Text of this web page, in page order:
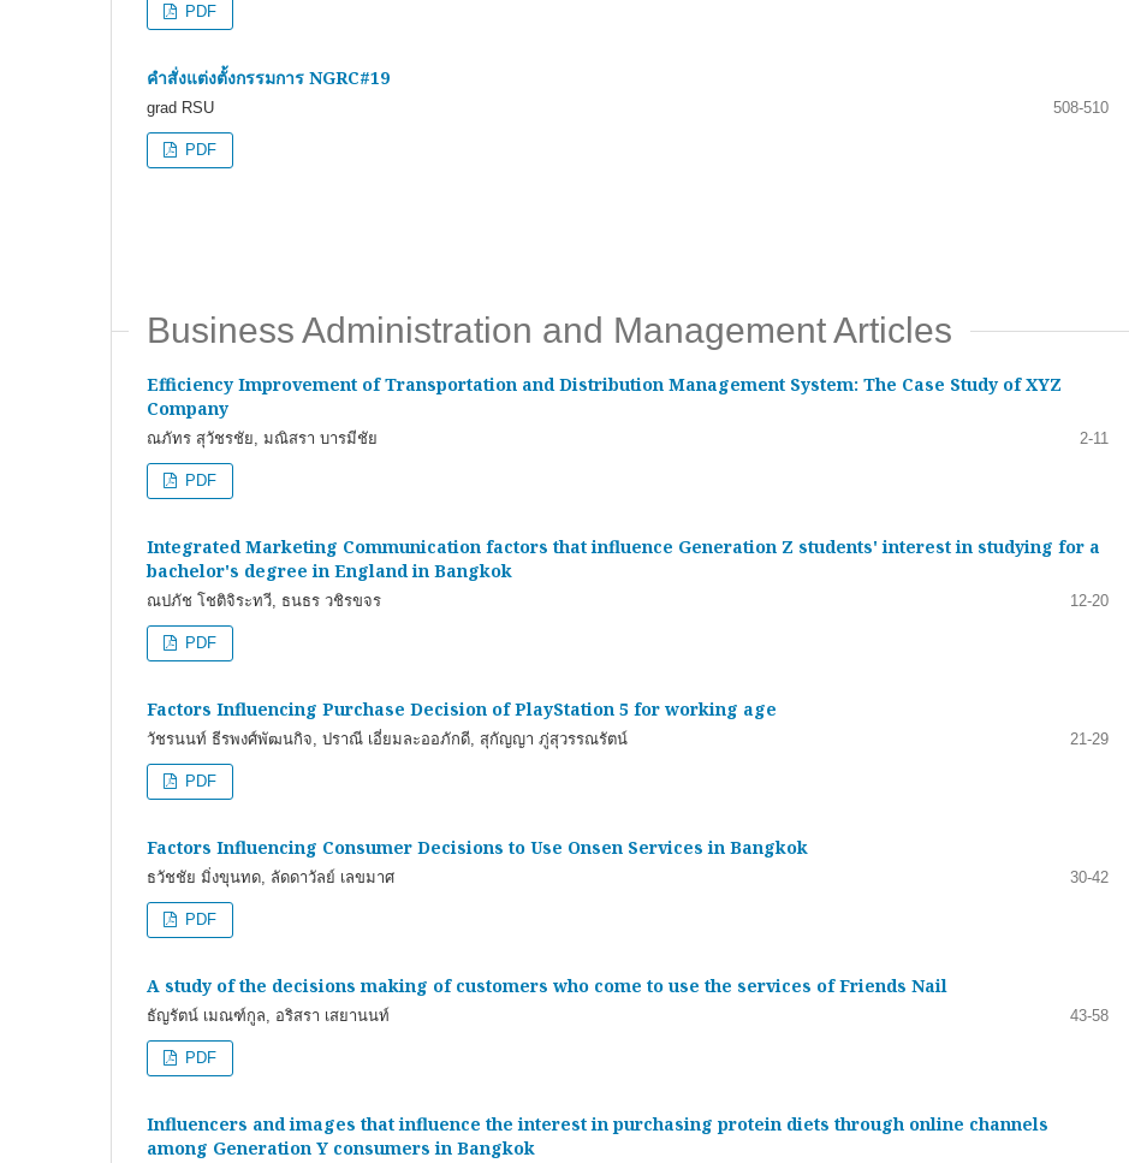
PDF
คำสั่งแต่งตั้งกรรมการ NGRC#19
grad RSU 508-510
PDF
Business Administration and Management Articles
Efficiency Improvement of Transportation and Distribution Management System: The Case Study of XYZ
Company
ณภัทร สุวัชรชัย, มณิสรา บารมีชัย 2-11
PDF
Integrated Marketing Communication factors that influence Generation Z students' interest in studying for a
bachelor's degree in England in Bangkok
ณปภัช โชติจิระทวี, ธนธร วชิรขจร 12-20
PDF
Factors Influencing Purchase Decision of PlayStation 5 for working age
วัชรนนท์ ธีรพงศ์พัฒนกิจ, ปราณี เอี่ยมละออภักดี, สุกัญญา ภู่สุวรรณรัตน์ 21-29
PDF
Factors Influencing Consumer Decisions to Use Onsen Services in Bangkok
ธวัชชัย มิ่งขุนทด, ลัดดาวัลย์ เลขมาศ 30-42
PDF
A study of the decisions making of customers who come to use the services of Friends Nail
ธัญรัตน์ เมณฑ์กูล, อริสรา เสยานนท์ 43-58
PDF
Influencers and images that influence the interest in purchasing protein diets through online channels
among Generation Y consumers in Bangkok